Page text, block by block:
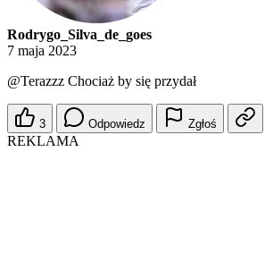
Rodrygo_Silva_de_goes
7 maja 2023
@Terazzz Chociaż by się przydał
3 Odpowiedz Zgłoś
REKLAMA